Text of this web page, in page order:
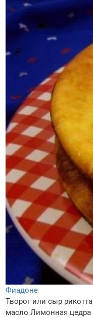
Фиадоне
Творог или сыр рикотта
масло Лимонная цедра